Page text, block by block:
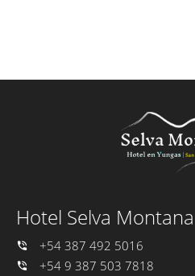
Hotel Selva Montana
+54 387 492 5016
+54 9 387 503 7818